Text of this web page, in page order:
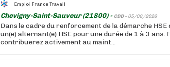
Emploi France Travail
Chevigny-Saint-Sauveur (21800) - CDD - 05/08/2026
Dans le cadre du renforcement de la démarche
un(e) alternant(e) HSE pour une durée de 1 à 3 ans.
contribuerez activement au maint...